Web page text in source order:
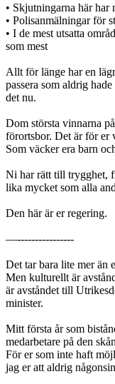
• Skjutningarna här har
• Polisanmälningar för
• I de mest utsatta
som mest
Allt för länge har en
passera som aldrig
det nu.
Dom största vinnarna
förortsbor. Det är för er
Som väcker era barn
Ni har rätt till trygghet,
lika mycket som alla
Den här är er regering.
—----------------
Det tar bara lite mer än
Men kulturellt är
är avståndet till
minister.
Mitt första år som
medarbetare på den
För er som inte haft
jag er att aldrig